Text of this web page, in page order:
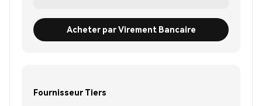
Acheter par Virement Bancaire
Fournisseur Tiers